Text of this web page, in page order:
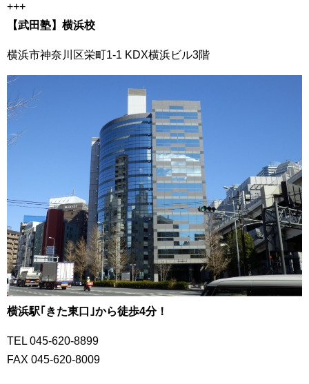
+++
【武田塾】横浜校
横浜市神奈川区栄町1-1 KDX横浜ビル3階
横浜駅｢きた東口｣から徒歩4分！
TEL 045-620-8899
FAX 045-620-8009